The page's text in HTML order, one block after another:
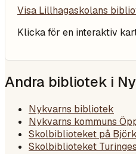
Visa Lillhagaskolans
Klicka för en interaktiv
Andra bibliotek i
Nykvarns bibliotek
Nykvarns kommuns
Skolbiblioteket på
Skolbiblioteket